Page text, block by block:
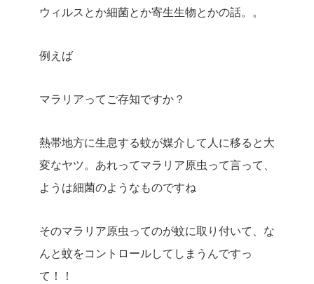
ウィルスとか細菌とか寄生生物とかの話。。
例えば
マラリアってご存知ですか？
熱帯地方に生息する蚊が媒介して人に移ると大
変なヤツ。あれってマラリア原虫って言って、
ようは細菌のようなものですね
そのマラリア原虫ってのが蚊に取り付いて、な
んと蚊をコントロールしてしまうんですっ
て！！